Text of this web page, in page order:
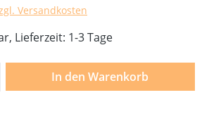
Versandkosten
Lieferzeit: 1-3 Tage
Gib den gewünschten
In den Warenkorb